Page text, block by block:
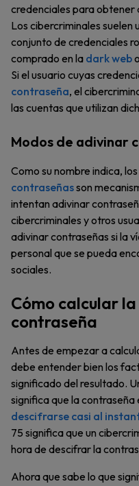
credenciales para obtener
Los cibercriminales suelen
conjunto de credenciales
comprado en la dark web
Si el usuario cuyas
contraseña, el
las cuentas que utilizan
Modos de adivinar
Como su nombre indica, los
contraseñasson
intentan adivinar
cibercriminales y otros
adivinar contraseñas si la
personal que se pueda
sociales.
Cómo calcular
contraseña
Antes de empezar a
debe entender bien los
significado del resultado.
significa que la contraseña
descifrarse casi al
75 significa que un
hora de descifrar la
Ahora que sabe lo que